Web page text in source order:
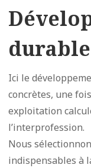
durable
Ici le
concrètes, une
exploitation
l’interprofession.
Nous
indispensables à